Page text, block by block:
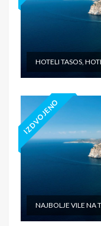
HOTELI TASOS,
IZDVOJENO
NAJBOLJE VILE NA